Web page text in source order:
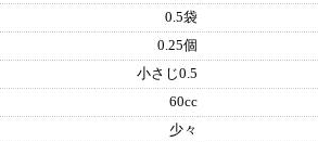
0.5袋
0.25個
小さじ0.5
60cc
少々